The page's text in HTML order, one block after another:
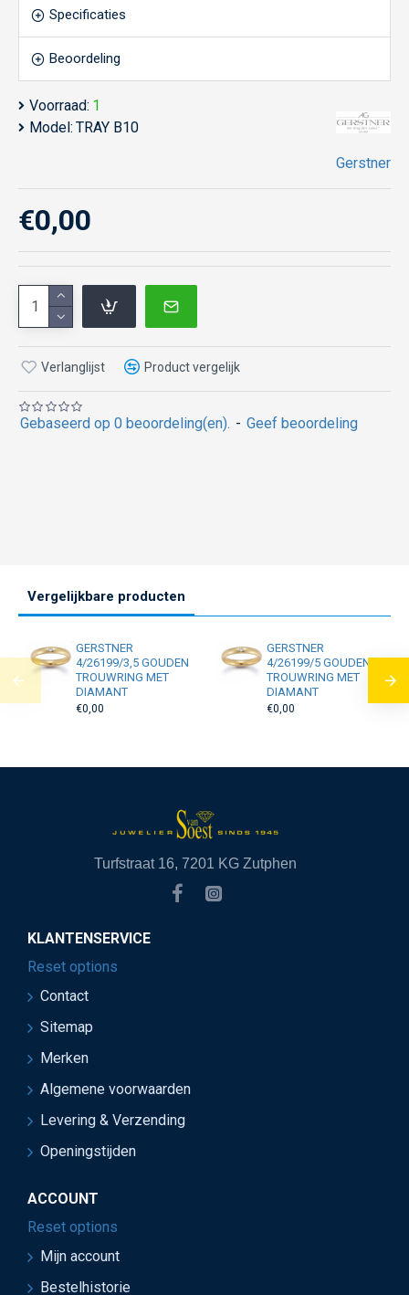
Specificaties
Beoordeling
Voorraad: 1
Model: TRAY B10
Gerstner
Gebaseerd op 0 beoordeling(en). - Geef beoordeling
€0,00
Verlanglijst Product vergelijk
Vergelijkbare producten
GERSTNER
4/26199/3,5 GOUDEN
TROUWRING MET
DIAMANT
€0,00
GERSTNER
4/26199/5 GOUDEN
TROUWRING MET
DIAMANT
€0,00
Turfstraat 16, 7201 KG Zutphen
KLANTENSERVICE
Reset options
Contact
Sitemap
Merken
Algemene voorwaarden
Levering & Verzending
Openingstijden
ACCOUNT
Reset options
Mijn account
Bestelhistorie